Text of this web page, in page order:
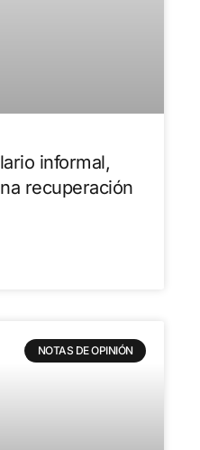
informal,
recuperación
NOTAS DE OPINIÓN